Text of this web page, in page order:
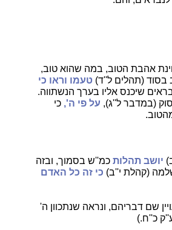
אהבת הטוב, במה שהוא טוב,
(תהלים ל''ד) טעמו וראו כי
שיכנס אליו בערך הנשתווה.
(במדבר ל''ג), על פי ה', כי
יושב תהלות כמ''ש בסמוך, ובזה
(קהלת י''ב) כי זה כל האדם
שם דבריהם, ונראה שנתכוון ה'
כ''ח.)